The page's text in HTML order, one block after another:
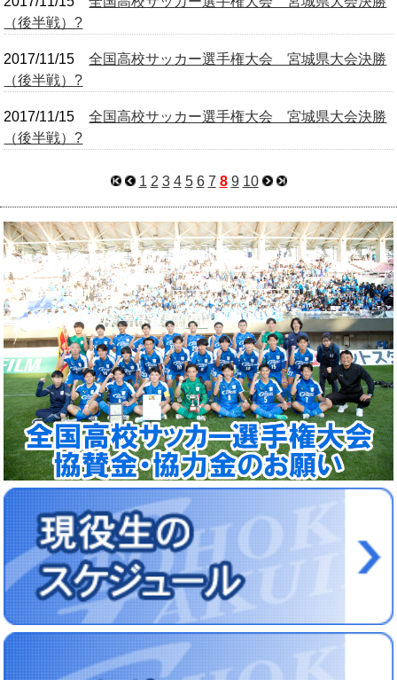
（後半戦）?
2017/11/15全国高校サッカー選手権大会 宮城県大会決勝
（後半戦）?
2017/11/15全国高校サッカー選手権大会 宮城県大会決勝
（後半戦）?
1 2 3 4 5 6 7 8 9 10